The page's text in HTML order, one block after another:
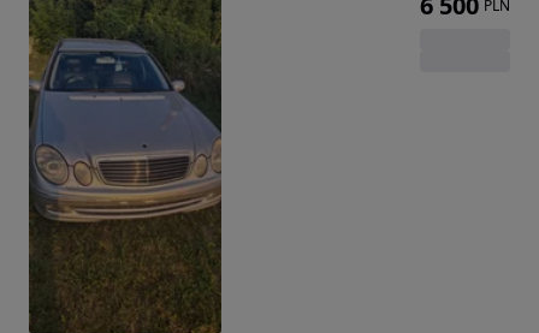
PLN